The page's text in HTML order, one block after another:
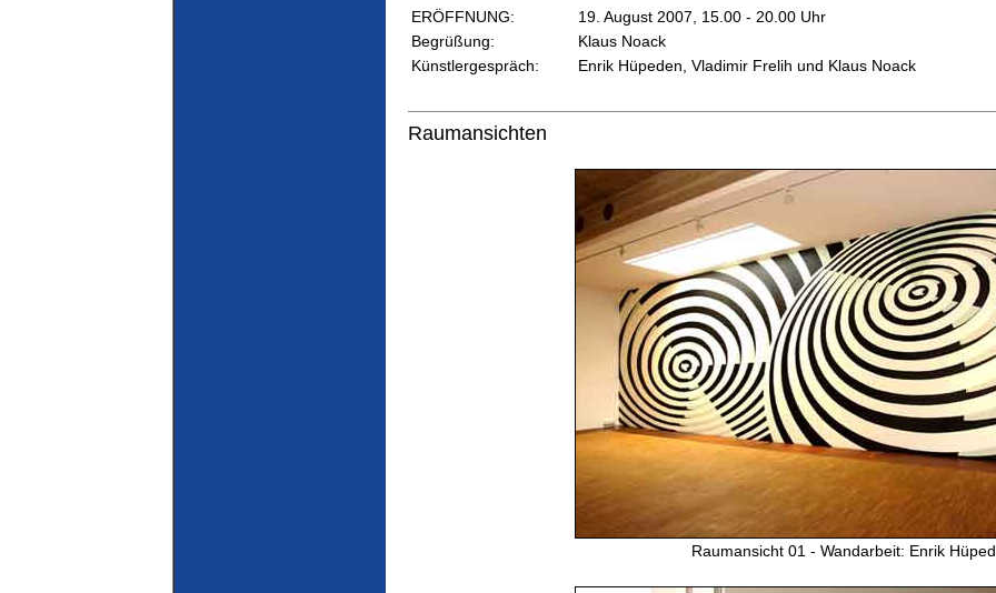
ERÖFFNUNG:
19. August 2007, 15.00 - 20.00 Uhr
Begrüßung:
Klaus Noack
Künstlergespräch:
Enrik Hüpeden, Vladimir Frelih und Klaus Noack
Raumansichten
Raumansicht 01 - Wandarbeit: Enrik